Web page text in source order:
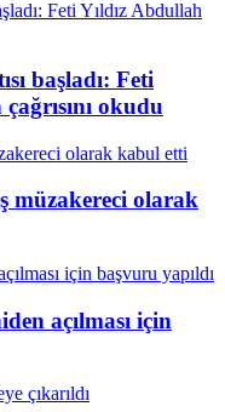
başladı: Feti
okudu
müzakereci olarak
açılması için